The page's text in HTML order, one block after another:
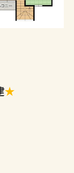
★